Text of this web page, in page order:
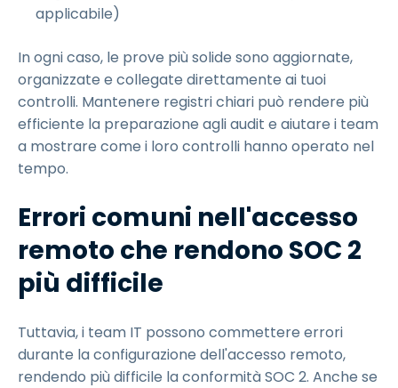
applicabile)
In ogni caso, le prove più solide sono aggiornate,
organizzate e collegate direttamente ai tuoi
controlli. Mantenere registri chiari può rendere più
efficiente la preparazione agli audit e aiutare i team
a mostrare come i loro controlli hanno operato nel
tempo.
Errori comuni nell'accesso
remoto che rendono SOC 2
più difficile
Tuttavia, i team IT possono commettere errori
durante la configurazione dell'accesso remoto,
rendendo più difficile la conformità SOC 2. Anche se